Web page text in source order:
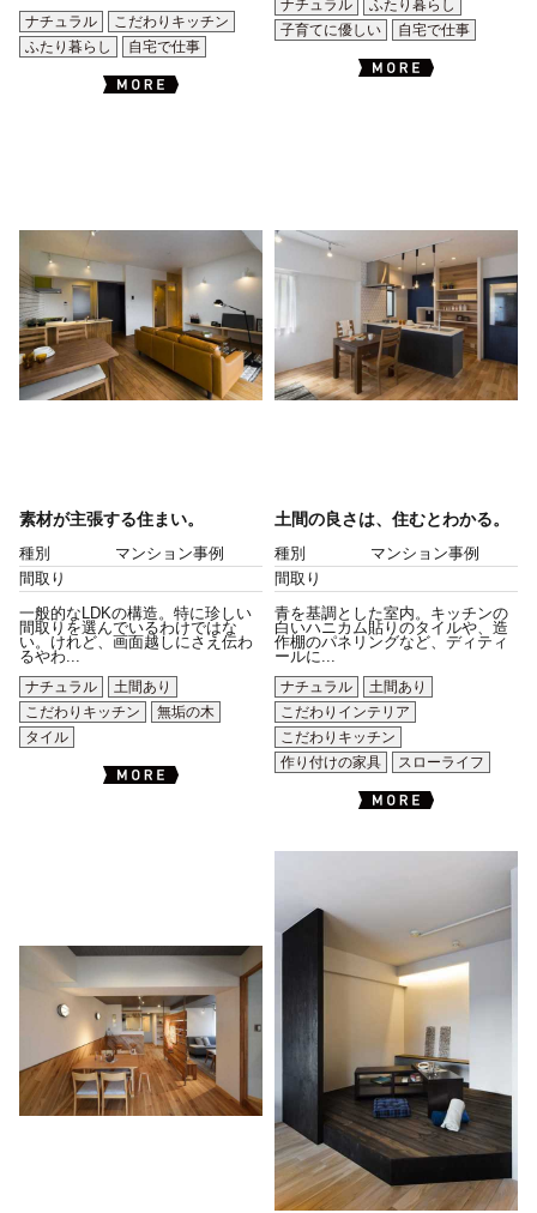
ナチュラル
こだわりキッチン
ふたり暮らし
自宅で仕事
ナチュラル
ふたり暮らし
子育てに優しい
自宅で仕事
素材が主張する住まい。
種別
マンション事例
間取り
一般的なLDKの構造。特に珍しい
間取りを選んでいるわけではな
い。けれど、画面越しにさえ伝わ
るやわ...
ナチュラル
土間あり
こだわりキッチン
無垢の木
タイル
土間の良さは、住むとわかる。
種別
マンション事例
間取り
青を基調とした室内。キッチンの
白いハニカム貼りのタイルや、造
作棚のパネリングなど、ディティ
ールに...
ナチュラル
土間あり
こだわりインテリア
こだわりキッチン
作り付けの家具
スローライフ